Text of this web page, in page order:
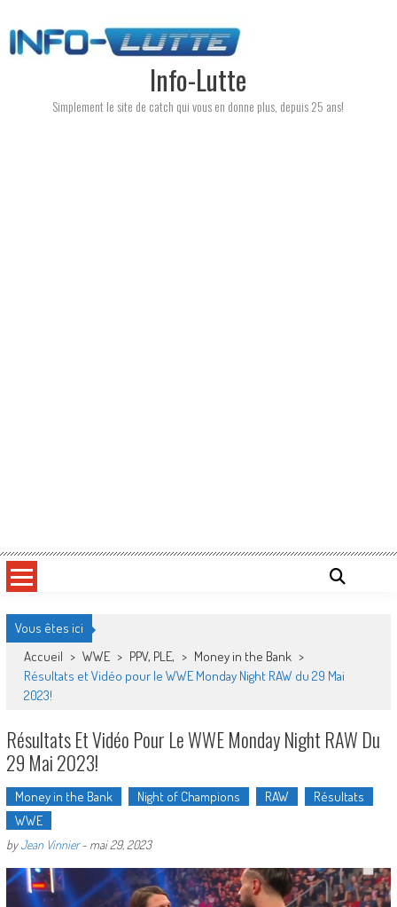
to
content
Info-Lutte
Simplement le site de catch qui vous en donne plus, depuis 25 ans!
Vous êtes ici
Accueil > WWE > PPV, PLE, > Money in the Bank >
Résultats et Vidéo pour le WWE Monday Night RAW du 29 Mai
2023!
Résultats Et Vidéo Pour Le WWE Monday Night RAW Du
29 Mai 2023!
Money in the Bank Night of Champions RAW
Résultats
WWE
byJean Vinnier- mai 29, 2023